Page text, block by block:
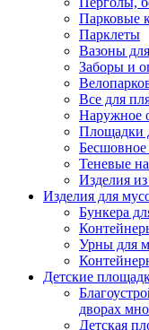
Парковые
Парклеты
Вазоны
Заборы и
Все для
Наружное
Площадки
Бесшовное
Теневые
Изделия
Изделия для
Бункера
Урны для
Детские
дворах
Детская